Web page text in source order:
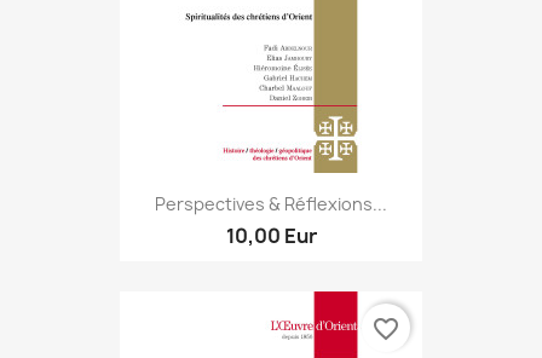
Perspectives & Réflexions...
10,00 Eur
favorite_border